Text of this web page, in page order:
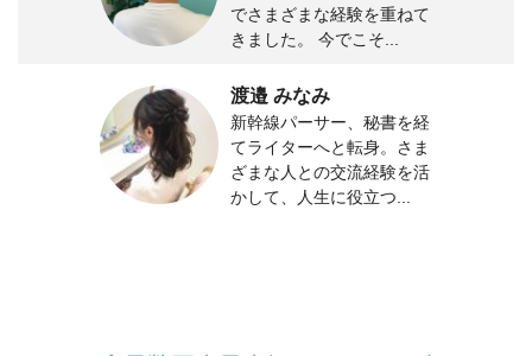
でさまざまな経験を重ねて
きました。 今でこそ...
渡邉 みなみ
新幹線パーサー、秘書を経
てライターへと転身。さま
ざまな人との交流経験を活
かして、人生に役立つ...